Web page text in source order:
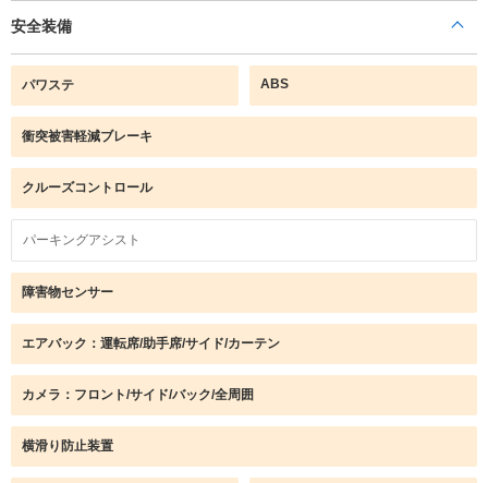
安全装備
パワステ ABS
衝突被害軽減ブレーキ
クルーズコントロール
パーキングアシスト
障害物センサー
エアバック：運転席/助手席/サイド/カーテン
カメラ：フロント/サイド/バック/全周囲
横滑り防止装置